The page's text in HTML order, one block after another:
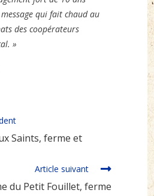
qui fait chaud au
des coopérateurs
»
Saints, ferme et
Article suivant
du Petit Fouillet, ferme